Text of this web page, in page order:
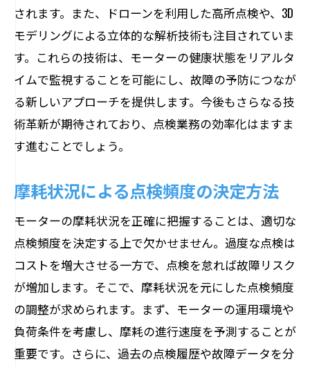
されます。また、ドローンを利用した高所点検や、3D
モデリングによる立体的な解析技術も注目されていま
す。これらの技術は、モーターの健康状態をリアルタ
イムで監視することを可能にし、故障の予防につなが
る新しいアプローチを提供します。今後もさらなる技
術革新が期待されており、点検業務の効率化はますま
す進むことでしょう。
摩耗状況による点検頻度の決定方法
モーターの摩耗状況を正確に把握することは、適切な
点検頻度を決定する上で欠かせません。過度な点検は
コストを増大させる一方で、点検を怠れば故障リスク
が増加します。そこで、摩耗状況を元にした点検頻度
の調整が求められます。まず、モーターの運用環境や
負荷条件を考慮し、摩耗の進行速度を予測することが
重要です。さらに、過去の点検履歴や故障データを分